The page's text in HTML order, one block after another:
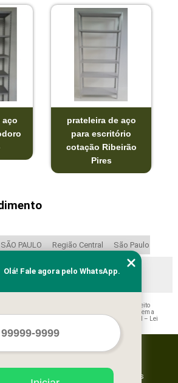
aço
prateleira de aço
para escritório
cotação Ribeirão
Pires
PAULO Região Central São Paulo
atendemos
" é de direito
ou total, mesmo citando nossos links, é proibida sem a
de direito autoral – artigo 184 do Código Penal –
Lei
Divisórias
- Mooca
03105-110
Serviços
Olá! Fale agora pelo WhatsApp.